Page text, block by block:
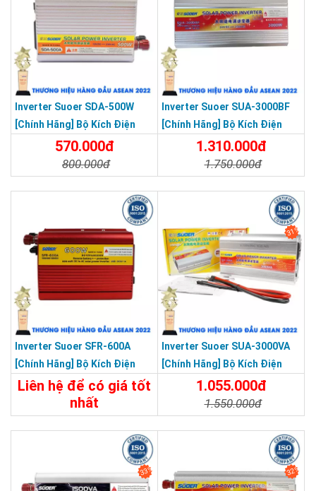
Inverter Suoer SDA-500W
[Chính Hãng] Bộ Kích Điện
12V Lên 220V - Máy Kích Điện
500W Sin Mô Phỏng
570.000đ
800.000đ
Inverter Suoer SUA-3000BF
[Chính Hãng] Bộ Kích Điện
Đổi Điện 3000W 24V Lên 220V
Bảo Vệ Ngược Cực Sóng Sin
Mô Phỏng
1.310.000đ
1.750.000đ
Inverter Suoer SFR-600A
[Chính Hãng] Bộ Kích Điện
Đổi Điện 600W 12V Lên 220V
Chống Ngược Cực
Liên hệ để có giá tốt
nhất
650.000đ
Đặt Mua
31%
Inverter Suoer SUA-3000VA
[Chính Hãng] Bộ Kích Điện
Lên 220V - Máy Kích Điện
Sóng Sin Mô Phỏng
1.055.000đ
1.550.000đ
33% 32%